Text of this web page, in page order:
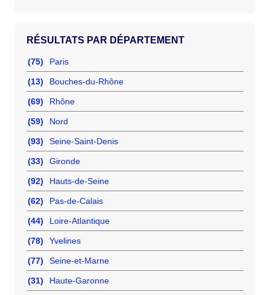
RÉSULTATS PAR DÉPARTEMENT
(75) Paris
(13) Bouches-du-Rhône
(69) Rhône
(59) Nord
(93) Seine-Saint-Denis
(33) Gironde
(92) Hauts-de-Seine
(62) Pas-de-Calais
(44) Loire-Atlantique
(78) Yvelines
(77) Seine-et-Marne
(31) Haute-Garonne